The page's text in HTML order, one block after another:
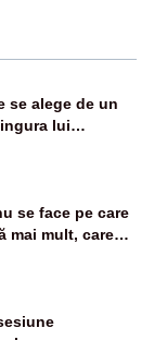
se alege de un
lui
se face pe care
mai mult, care